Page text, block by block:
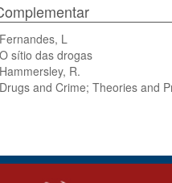
Fernandes, L
O sítio das drogas
Hammersley, R.
Drugs and Crime; Theories and